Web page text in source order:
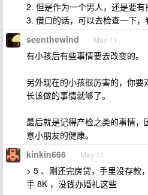
2. 但是作为一个男人，还是要有
3. 借口的话，可以去检查一下，
seenthewind May 11
有小孩后有些事情要去改变的。
另外现在的小孩很厉害的，你
长该做的事情就够了。
最后就是记得产检之类的事情
意小朋友的健康。
kinkin666 May 11
> 5 、刚还完房贷，手里没存款
手 8K ，没钱办婚礼这些